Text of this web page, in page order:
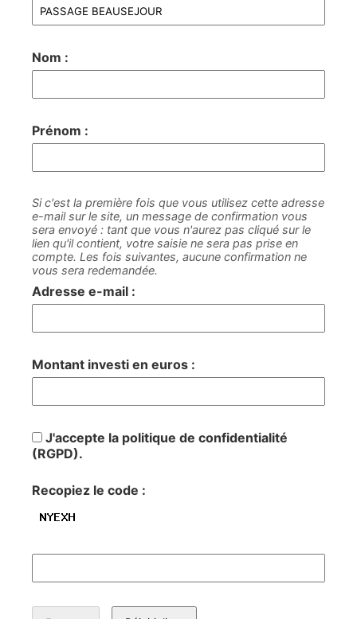
Nom :
Prénom :
Si c'est la première fois que vous utilisez cette adresse
e-mail sur le site, un message de confirmation vous
sera envoyé : tant que vous n'aurez pas cliqué sur le
lien qu'il contient, votre saisie ne sera pas prise en
compte. Les fois suivantes, aucune confirmation ne
vous sera redemandée.
Adresse e-mail :
Montant investi en euros :
J'accepte la politique de confidentialité
(RGPD).
Recopiez le code :